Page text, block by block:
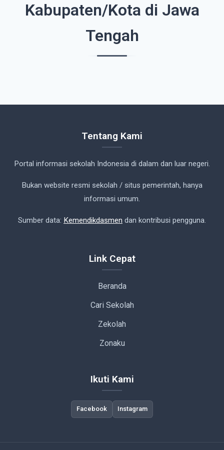
Kabupaten/Kota di Jawa
Tengah
Tentang Kami
Portal informasi sekolah Indonesia di dalam dan luar negeri.
Bukan website resmi sekolah / situs pemerintah, hanya
informasi umum.
Sumber data: Kemendikdasmen dan kontribusi pengguna.
Link Cepat
Beranda
Cari Sekolah
Zekolah
Zonaku
Ikuti Kami
Facebook Instagram